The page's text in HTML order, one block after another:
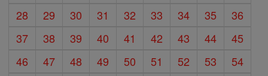
28
29 30 31 32 33 34 35
36
37
38 39 40 41 42 43 44
45
46
47 48 49 50 51 52 53
54